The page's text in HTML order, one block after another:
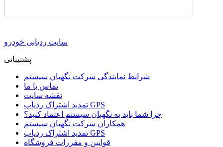
سایت ردیابی خودرو
پشتیبانی
شرایط نمایندگی شرکت نگهبان سیستم
تماس با ما
نقشه سایت
تمدید اشتراک ردیاب GPS
چرا شما باید به نگهبان سیستم اعتماد کنید؟
همکاران شرکت نگهبان سیستم
تمدید اشتراک ردیاب GPS
قوانین و مقررات فروشگاه